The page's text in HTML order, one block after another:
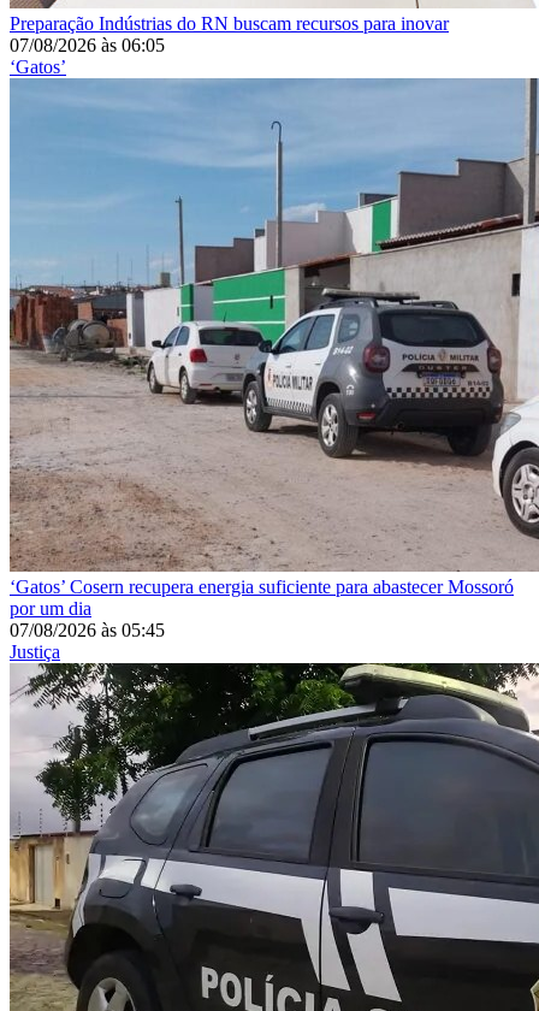
Preparação Indústrias do RN buscam recursos para inovar
07/08/2026 às 06:05
‘Gatos’
‘Gatos’ Cosern recupera energia suficiente para abastecer Mossoró
por um dia
07/08/2026 às 05:45
Justiça